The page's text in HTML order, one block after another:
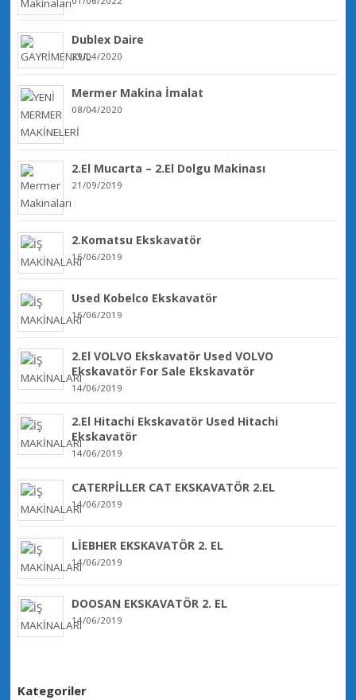
Dublex Daire
29/04/2020
Mermer Makina İmalat
08/04/2020
2.El Mucarta – 2.El Dolgu Makinası
21/09/2019
2.Komatsu Ekskavatör
16/06/2019
Used Kobelco Ekskavatör
16/06/2019
2.El VOLVO Ekskavatör Used VOLVO
Ekskavatör For Sale Ekskavatör
14/06/2019
2.El Hitachi Ekskavatör Used Hitachi
Ekskavatör
14/06/2019
CATERPİLLER CAT EKSKAVATÖR 2.EL
14/06/2019
LİEBHER EKSKAVATÖR 2. EL
14/06/2019
DOOSAN EKSKAVATÖR 2. EL
14/06/2019
Kategoriler